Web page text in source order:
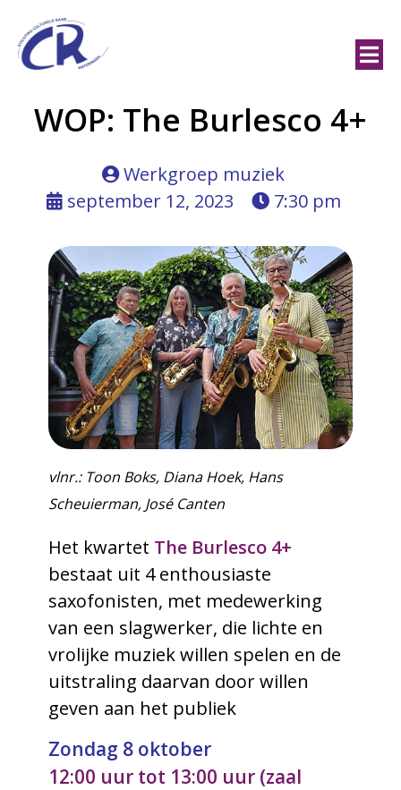
WOP: The Burlesco 4+
Werkgroep muziek
september 12, 2023
7:30 pm
vlnr.: Toon Boks, Diana Hoek, Hans
Scheuierman, José Canten
Het kwartet The Burlesco 4+
bestaat uit 4 enthousiaste
saxofonisten, met medewerking
van een slagwerker, die lichte en
vrolijke muziek willen spelen en de
uitstraling daarvan door willen
geven aan het publiek
Zondag 8 oktober
12:00 uur tot 13:00 uur (zaal